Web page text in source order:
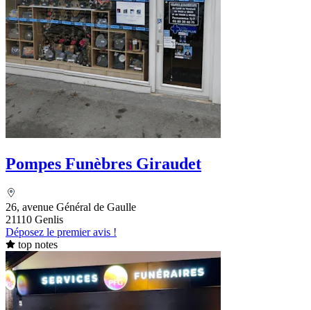
Pompes Funèbres Giraudet
26, avenue Général de Gaulle
21110 Genlis
Déposez le premier avis !
top notes